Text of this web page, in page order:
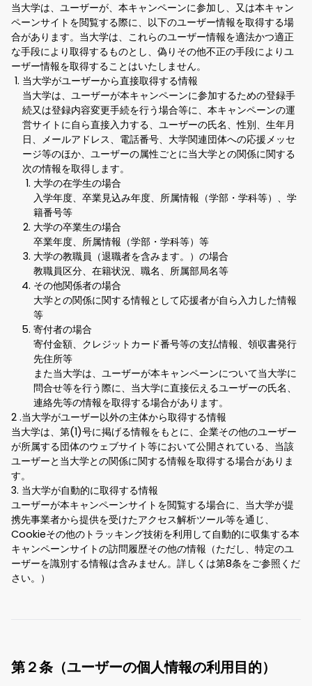
当大学は、ユーザーが、本キャンペーンに参加し、又は本キャン
ペーンサイトを閲覧する際に、以下のユーザー情報を取得する場
合があります。当大学は、これらのユーザー情報を適法かつ適正
な手段により取得するものとし、偽りその他不正の手段によりユ
ーザー情報を取得することはいたしません。
当大学がユーザーから直接取得する情報
当大学は、ユーザーが本キャンペーンに参加するための登録手
続又は登録内容変更手続を行う場合等に、本キャンペーンの運
営サイトに自ら直接入力する、ユーザーの氏名、性別、生年月
日、メールアドレス、電話番号、大学関連団体への応援メッセ
ージ等のほか、ユーザーの属性ごとに当大学との関係に関する
次の情報を取得します。
大学の在学生の場合
入学年度、卒業見込み年度、所属情報（学部・学科等）、学
籍番号等
大学の卒業生の場合
卒業年度、所属情報（学部・学科等）等
大学の教職員（退職者を含みます。）の場合
教職員区分、在籍状況、職名、所属部局名等
その他関係者の場合
大学との関係に関する情報として応援者が自ら入力した情報
等
寄付者の場合
寄付金額、クレジットカード番号等の支払情報、領収書発行
先住所等
また当大学は、ユーザーが本キャンペーンについて当大学に
問合せ等を行う際に、当大学に直接伝えるユーザーの氏名、
連絡先等の情報を取得する場合があります。
2 .当大学がユーザー以外の主体から取得する情報
当大学は、第(1)号に掲げる情報をもとに、企業その他のユーザー
が所属する団体のウェブサイト等において公開されている、当該
ユーザーと当大学との関係に関する情報を取得する場合がありま
す。
3. 当大学が自動的に取得する情報
ユーザーが本キャンペーンサイトを閲覧する場合に、当大学が提
携先事業者から提供を受けたアクセス解析ツール等を通じ、
Cookieその他のトラッキング技術を利用して自動的に収集する本
キャンペーンサイトの訪問履歴その他の情報（ただし、特定のユ
ーザーを識別する情報は含みません。詳しくは第8条をご参照くだ
さい。）
第２条（ユーザーの個人情報の利用目的）